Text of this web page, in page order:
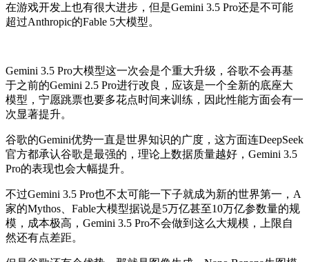
在游戏开发上也有很大进步，但是Gemini 3.5 Pro还是不可能
超过Anthropic的Fable 5大模型。
Gemini 3.5 Pro大模型这一次会是个重大升级，谷歌不会再基
于之前的Gemini 2.5 Pro进行改良，应该是一个全新的底座大
模型，宁愿跳票也要多花点时间来训练，因此性能方面会有一
次显著提升。
谷歌的Gemini优势一直是世界知识的广度，这方面连DeepSeek
官方都承认谷歌是最强的，理论上数据质量越好，Gemini 3.5
Pro的表现也会大幅提升。
不过Gemini 3.5 Pro也不太可能一下子就成为新的世界第一，A
家的Mythos、Fable大模型据说是5万亿甚至10万亿参数量的规
模，成本极高，Gemini 3.5 Pro不会做到这么大规模，上限自
然还有点差距。